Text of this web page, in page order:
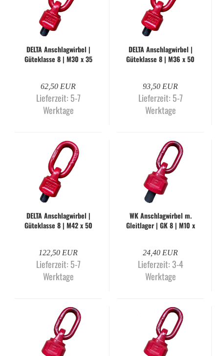
DELTA An­schlag­wir­bel |
Gü­te­klas­se 8 | M30 x 35
62,50 EUR
Lieferzeit: 5-7
Werktage
DELTA An­schlag­wir­bel |
Gü­te­klas­se 8 | M36 x 50
93,50 EUR
Lieferzeit: 5-7
Werktage
DELTA An­schlag­wir­bel |
Gü­te­klas­se 8 | M42 x 50
122,50 EUR
Lieferzeit: 5-7
Werktage
WK An­schlag­wir­bel m.
Gleit­la­ger | GK 8 | M10 x
24,40 EUR
Lieferzeit:3-4
Werktage